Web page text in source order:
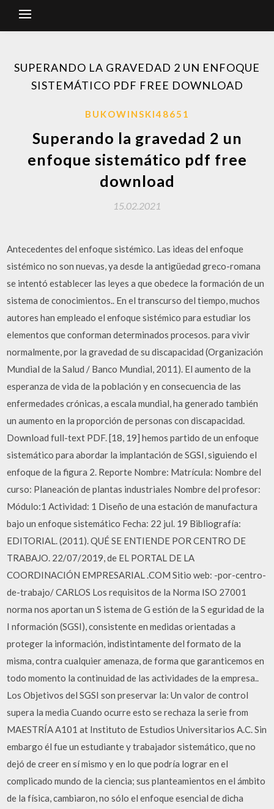
SUPERANDO LA GRAVEDAD 2 UN ENFOQUE
SISTEMÁTICO PDF FREE DOWNLOAD
BUKOWINSKI48651
Superando la gravedad 2 un
enfoque sistemático pdf free
download
15.02.2021
Antecedentes del enfoque sistémico. Las ideas del enfoque
sistémico no son nuevas, ya desde la antigüedad greco-romana
se intentó establecer las leyes a que obedece la formación de un
sistema de conocimientos.. En el transcurso del tiempo, muchos
autores han empleado el enfoque sistémico para estudiar los
elementos que conforman determinados procesos. para vivir
normalmente, por la gravedad de su discapacidad (Organización
Mundial de la Salud / Banco Mundial, 2011). El aumento de la
esperanza de vida de la población y en consecuencia de las
enfermedades crónicas, a escala mundial, ha generado también
un aumento en la proporción de personas con discapacidad.
Download full-text PDF. [18, 19] hemos partido de un enfoque
sistemático para abordar la implantación de SGSI, siguiendo el
enfoque de la figura 2. Reporte Nombre: Matrícula: Nombre del
curso: Planeación de plantas industriales Nombre del profesor:
Módulo:1 Actividad: 1 Diseño de una estación de manufactura
bajo un enfoque sistemático Fecha: 22 jul. 19 Bibliografía:
EDITORIAL. (2011). QUÉ SE ENTIENDE POR CENTRO DE
TRABAJO. 22/07/2019, de EL PORTAL DE LA
COORDINACIÓN EMPRESARIAL .COM Sitio web: -por-centro-
de-trabajo/ CARLOS Los requisitos de la Norma ISO 27001
norma nos aportan un S istema de G estión de la S eguridad de la
I nformación (SGSI), consistente en medidas orientadas a
proteger la información, indistintamente del formato de la
misma, contra cualquier amenaza, de forma que garanticemos en
todo momento la continuidad de las actividades de la empresa..
Los Objetivos del SGSI son preservar la: Un valor de control
supera la media Cuando ocurre esto se rechaza la serie from
MAESTRÍA A101 at Instituto de Estudios Universitarios A.C. Sin
embargo él fue un estudiante y trabajador sistemático, que no
dejó de creer en sí mismo y en lo que podría lograr en el
complicado mundo de la ciencia; sus planteamientos en el ámbito
de la física, cambiaron, no sólo el enfoque esencial de dicha